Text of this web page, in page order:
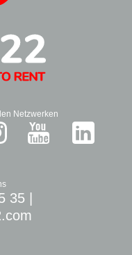
Netzwerken
35